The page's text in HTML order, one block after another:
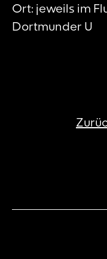
Ort: jeweils im
Dortmunder U